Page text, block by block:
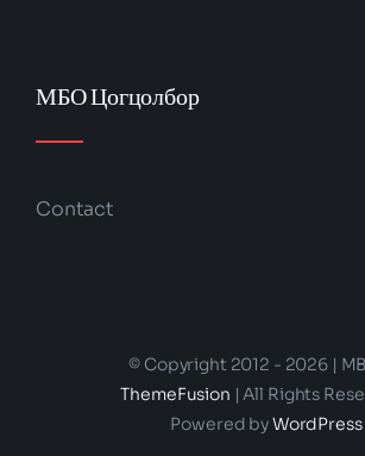
МБО Цогцолбор
Contact
© Copyright 2012 - 2026 |
ThemeFusion | All Rights
Powered byWordPress